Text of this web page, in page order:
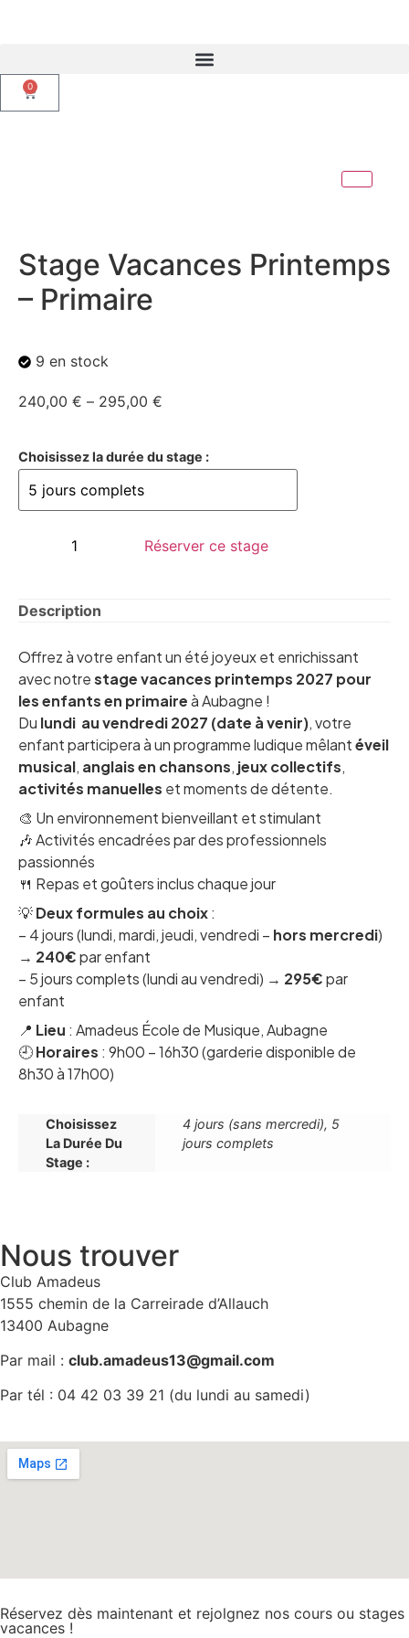
0
Stage Vacances Printemps
– Primaire
9 en stock
240,00 € – 295,00 €
Choisissez la durée du stage :
Réserver ce stage
Description
Offrez à votre enfant un été joyeux et enrichissant
avec notrestage vacances printemps 2027 pour
les enfants en primaireà Aubagne !
Du lundi au vendredi 2027 (date à venir), votre
enfant participera à un programme ludique mêlantéveil
musical, anglais en chansons, jeux collectifs,
activités manuelles et moments de détente.
🎨 Un environnement bienveillant et stimulant
🎶 Activités encadrées par des professionnels
passionnés
🍴 Repas et goûters inclus chaque jour
💡Deux formules au choix:
– 4 jours (lundi, mardi, jeudi, vendredi – hors mercredi)
→ 240€par enfant
– 5 jours complets (lundi au vendredi) → 295€par
enfant
📍 Lieu : Amadeus École de Musique, Aubagne
🕘Horaires : 9h00 – 16h30 (garderie disponible de
8h30 à 17h00)
Choisissez
La Durée Du
Stage :
4 jours (sans mercredi), 5
jours complets
Nous trouver
Club Amadeus
1555 chemin de la Carreirade d’Allauch
13400 Aubagne
Par mail : club.amadeus13@gmail.com
Par tél : 04 42 03 39 21 (du lundi au samedi)
Réservez dès maintenant et rejolgnez nos cours ou stages
vacances !